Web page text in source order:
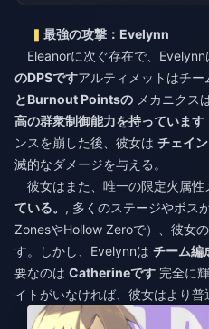
最強の攻撃：Evelynn
Eleanorに次ぐ存在で、Evelynn
のDPSですアルティメットはチー
とBurnout Pointsの メカニクス
高の群衆制御能力を持っています
ンスを崩した後、彼女は チェイ
滅的なダメージを与える。
彼女はまた、唯一の限定火属性
ている。 , 多くのステージやボス
ZonesやHollow Zeroで）、彼女
す。しかし、Evelynnは チーム編
要なのは Catherineです 完全に
イトがいなければ、彼女はより普